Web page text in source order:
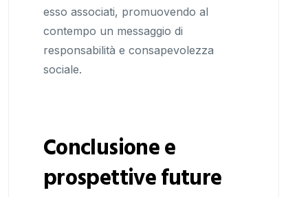
esso associati, promuovendo al
contempo un messaggio di
responsabilità e consapevolezza
sociale.
Conclusione e
prospettive future